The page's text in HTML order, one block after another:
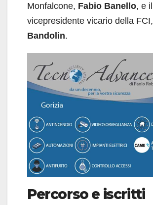
Monfalcone, Fabio Banello, e il
vicepresidente vicario della FCI,
Bandolin.
Percorso e iscritti